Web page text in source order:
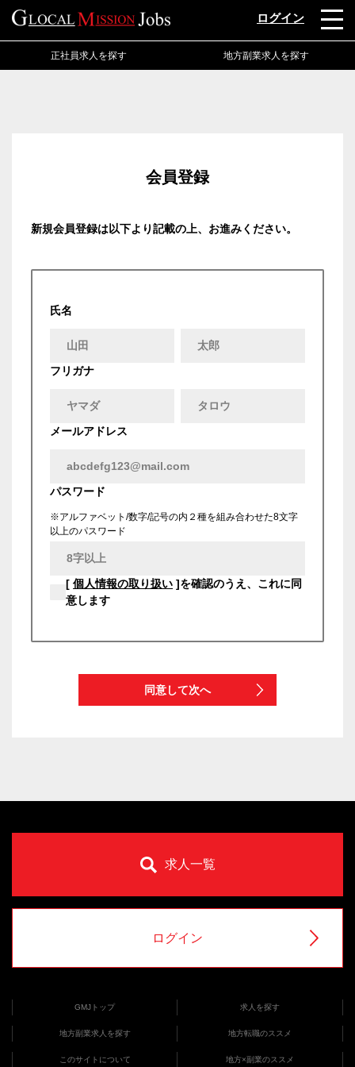
ログイン
正社員求人を探す 地方副業求人を探す
会員登録
新規会員登録は以下より記載の上、お進みください。
氏名
フリガナ
メールアドレス
パスワード
※アルファベット/数字/記号の内２種を組み合わせた8文字
以上のパスワード
[ 個人情報の取り扱い ]を確認のうえ、これに同
意します
同意して次へ
求人一覧
ログイン
GMJトップ 求人を探す
地方副業求人を探す 地方転職のススメ
このサイトについて 地方×副業のススメ